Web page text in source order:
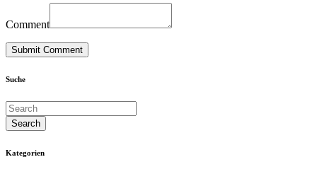
Comment
Suche
Kategorien